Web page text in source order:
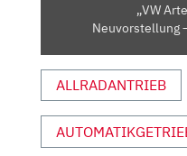
VON
YOUTUBE
„VW
Neuvorstellung
ALLRADANTRIEB